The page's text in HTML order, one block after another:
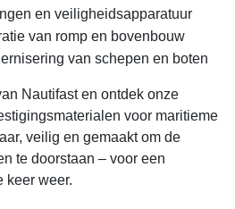
en veiligheidsapparatuur
van romp en bovenbouw
van schepen en boten
Nautifast en ontdek onze
voor maritieme
veilig en gemaakt om de
te doorstaan – voor een
keer weer.